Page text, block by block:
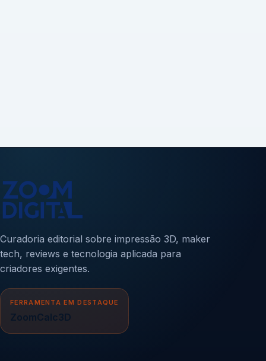
Curadoria editorial sobre impressão 3D, maker
tech, reviews e tecnologia aplicada para
criadores exigentes.
FERRAMENTA EM DESTAQUE
ZoomCalc3D